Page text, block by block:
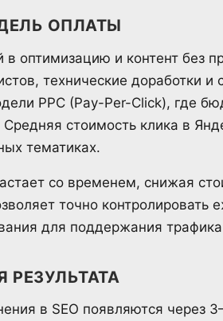
ОПЛАТЫ
в оптимизацию и контент без
технические доработки и
PPC (Pay-Per-Click), где
Средняя стоимость клика в
тематиках.
со временем, снижая
точно
для поддержания
РЕЗУЛЬТАТА
в SEO появляются через